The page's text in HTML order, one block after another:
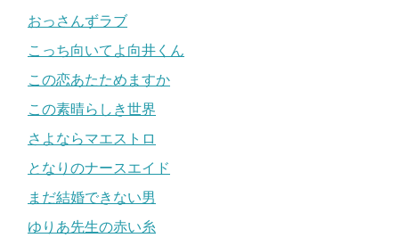
おっさんずラブ
こっち向いてよ向井くん
この恋あたためますか
この素晴らしき世界
さよならマエストロ
となりのナースエイド
まだ結婚できない男
ゆりあ先生の赤い糸